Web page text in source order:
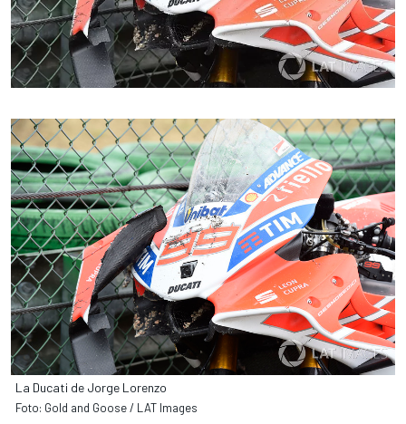
La Ducati de Jorge Lorenzo
Foto: Gold and Goose / LAT Images